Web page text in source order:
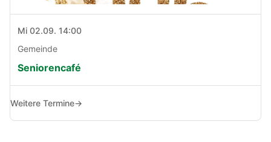
Mi 02.09. 14:00
Gemeinde
Seniorencafé
Weitere Termine→